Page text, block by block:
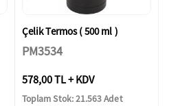
Çelik Termos ( 500 ml )
PM3534
578,00 TL + KDV
Toplam Stok: 21.563 Adet